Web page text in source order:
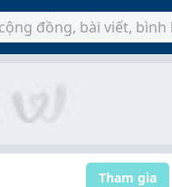
Tham gia